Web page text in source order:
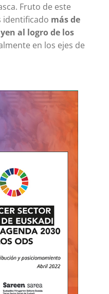
Fruto de este
identificado más de
al logro de los
en los ejes de